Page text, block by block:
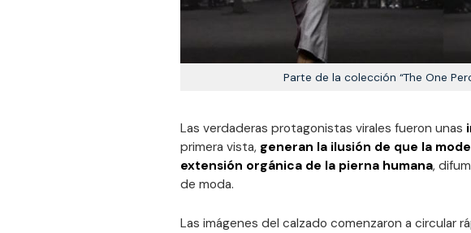
Parte de la colección “The One
Las verdaderas protagonistas virales fueron unas
primera vista, generan la ilusión de que la
extensión orgánica de la pierna humana,
de moda.
Las imágenes del calzado comenzaron a circular